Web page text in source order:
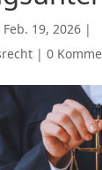
Feb. 19, 2026|
| 0